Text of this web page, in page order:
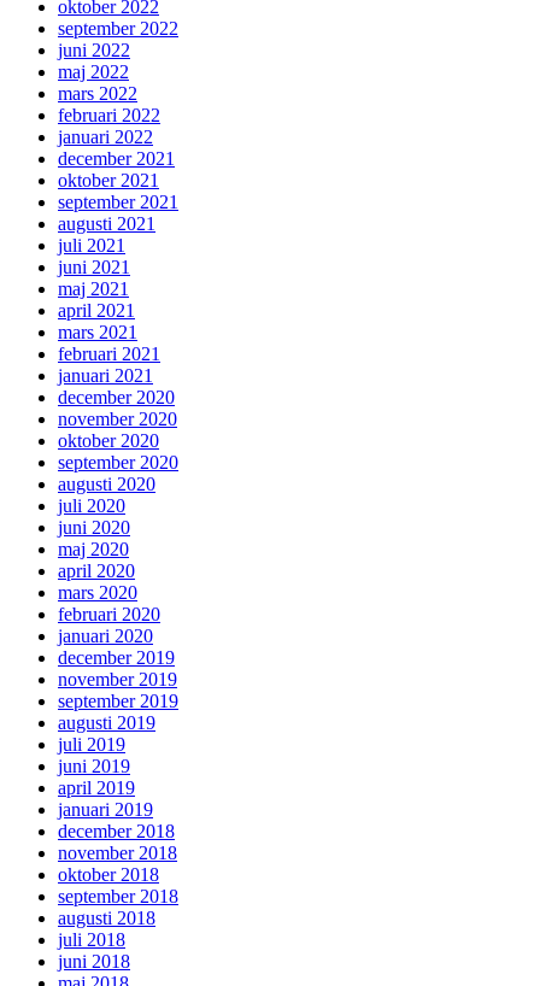
oktober 2022
september 2022
juni 2022
maj 2022
mars 2022
februari 2022
januari 2022
december 2021
oktober 2021
september 2021
augusti 2021
juli 2021
juni 2021
maj 2021
april 2021
mars 2021
februari 2021
januari 2021
december 2020
november 2020
oktober 2020
september 2020
augusti 2020
juli 2020
juni 2020
maj 2020
april 2020
mars 2020
februari 2020
januari 2020
december 2019
november 2019
september 2019
augusti 2019
juli 2019
juni 2019
april 2019
januari 2019
december 2018
november 2018
oktober 2018
september 2018
augusti 2018
juli 2018
juni 2018